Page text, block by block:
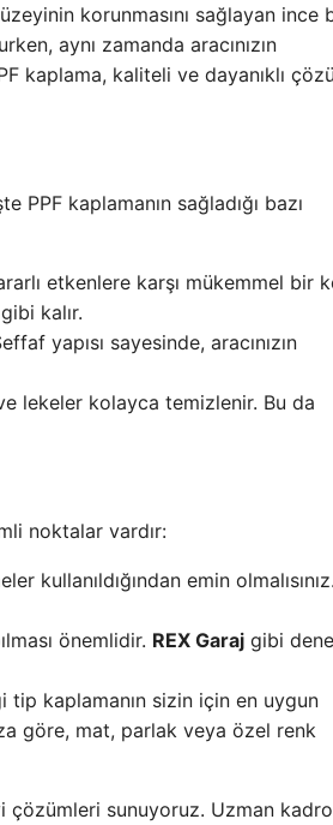
korunmasını sağlayan ince
aynı zamanda aracınızın
kaplama, kaliteli ve dayanıklı
PPF kaplamanın sağladığı bazı
etkenlere karşı mükemmel bir
kalır.
yapısı sayesinde, aracınızın
lekeler kolayca temizlenir. Bu da
noktalar vardır:
kullanıldığından emin olmalısınız.
önemlidir. REX Garaj gibi
tip kaplamanın sizin için en uygun
göre, mat, parlak veya özel renk
sunuyoruz. Uzman